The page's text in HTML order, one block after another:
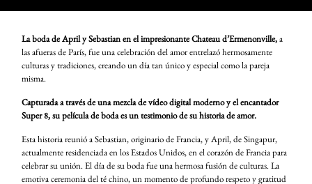
La boda de April y Sebastian en el impresionante Chateau d’Ermenonville,a
las afueras de París, fue una celebración del amor entrelazó hermosamente
culturas y tradiciones, creando un día tan único y especial como la pareja
misma.
Capturada a través de una mezcla de vídeo digital moderno y el encantador
Super 8, su película de boda es un testimonio de su historia de amor.
Esta historia reunió a Sebastian, originario de Francia, y April, de Singapur,
actualmente residenciada en los Estados Unidos, en el corazón de Francia para
celebrar su unión. El día de su boda fue una hermosa fusión de culturas. La
emotiva ceremonia del té chino, un momento de profundo respeto y gratitud